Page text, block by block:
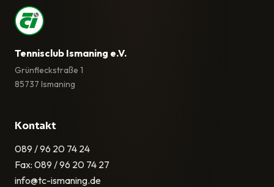
Tennisclub Ismaning e.V.
Grünfleckstraße 1
85737 Ismaning
Kontakt
089 / 96 20 74 24
Fax: 089 / 96 20 74 27
info@tc-ismaning.de